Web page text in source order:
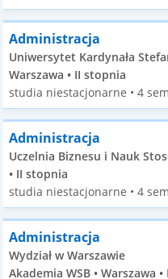
Administracja
Uniwersytet Kardynała
Warszawa • II stopnia
studia niestacjonarne • 4
Administracja
Uczelnia Biznesu i Nauk
• II stopnia
studia niestacjonarne • 4
Administracja
Wydział w Warszawie
Akademia WSB • Warszawa